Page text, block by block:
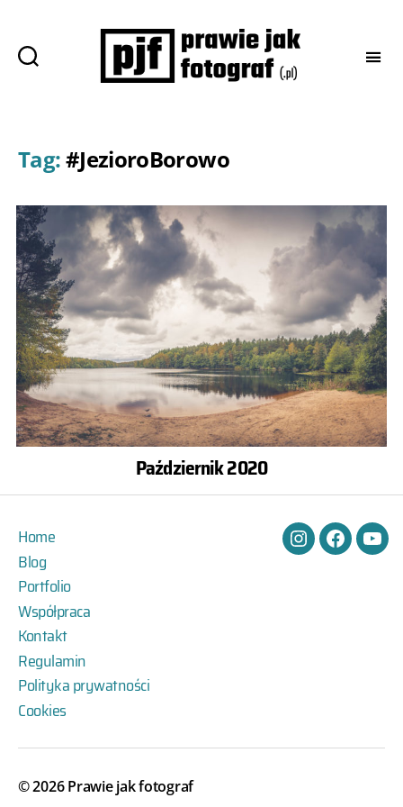
Tag:#JezioroBorowo
Październik 2020
Home
Blog
Portfolio
Współpraca
Kontakt
Regulamin
Polityka prywatności
Cookies
Instagram
Facebook
© 2026Prawie jak fotograf